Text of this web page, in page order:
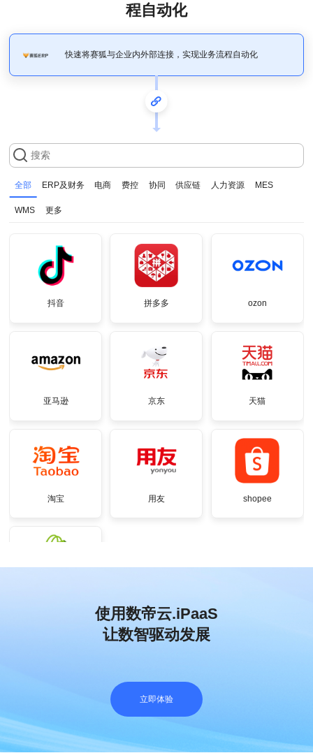
程自动化
快速将赛狐与企业内外部连接，实现业务流程自动化
全部 ERP及财务 电商 费控 协同 供应链 人力资源 MES
WMS 更多
抖音 拼多多 ozon
亚马逊 京东 天猫
淘宝 用友 shopee
使用数帝云.iPaaS
让数智驱动发展
立即体验